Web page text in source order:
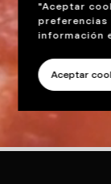
"Aceptar
preferencias
información
Aceptar